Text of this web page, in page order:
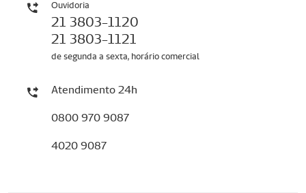
Ouvidoria
21 3803-1120
21 3803-1121
de segunda a sexta, horário comercial
Atendimento 24h
0800 970 9087
4020 9087